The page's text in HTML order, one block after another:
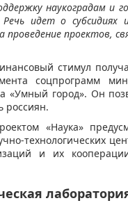
наукоградам и
Речь идет о
проведение проектов,
стимул
соцпрограмм
«Умный город». Он
«Наука»
технологических
и их